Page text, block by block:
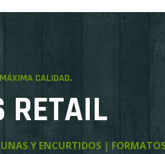
CALIDAD.
RETAIL
Y ENCURTIDOS |